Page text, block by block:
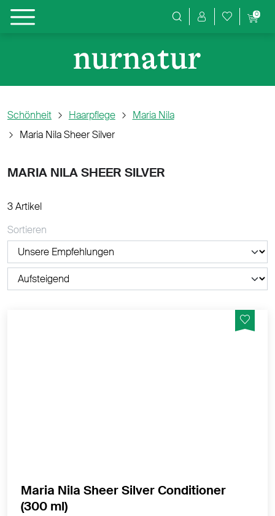
Produktsuche
0
Schönheit Haarpflege
Maria Nila
Maria Nila Sheer Silver
MARIA NILA SHEER SILVER
3 Artikel
Sortieren
1 Stück
Maria Nila Sheer Silver Conditioner
(300 ml)